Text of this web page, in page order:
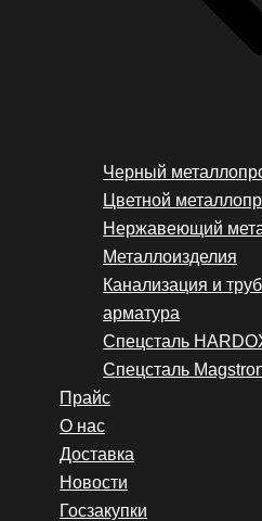
Черный
Цветной
Нержавеющий
Металлоизделия
Канализация и
арматура
Спецсталь
Спецсталь
Прайс
О нас
Доставка
Новости
Госзакупки